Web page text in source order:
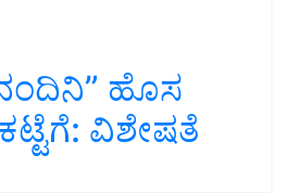
ಹೊಸ
ವಿಶೇಷತೆ